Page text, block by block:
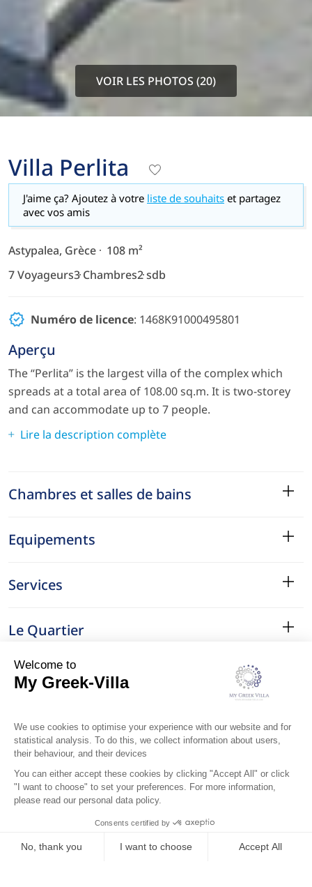
VOIR LES PHOTOS (20)
Villa Perlita
J'aime ça? Ajoutez à votre liste de souhaits et partagez
avec vos amis
Astypalea, Grèce
108 m²
7 Voyageurs3 Chambres2 sdb
Numéro de licence: 1468Κ91000495801
Aperçu
The “Perlita” is the largest villa of the complex which
spreads at a total area of 108.00 sq.m. It is two-storey
and can accommodate up to 7 people.
Lire la description complète
Chambres et salles de bains
Equipements
Services
Le Quartier
Localisation